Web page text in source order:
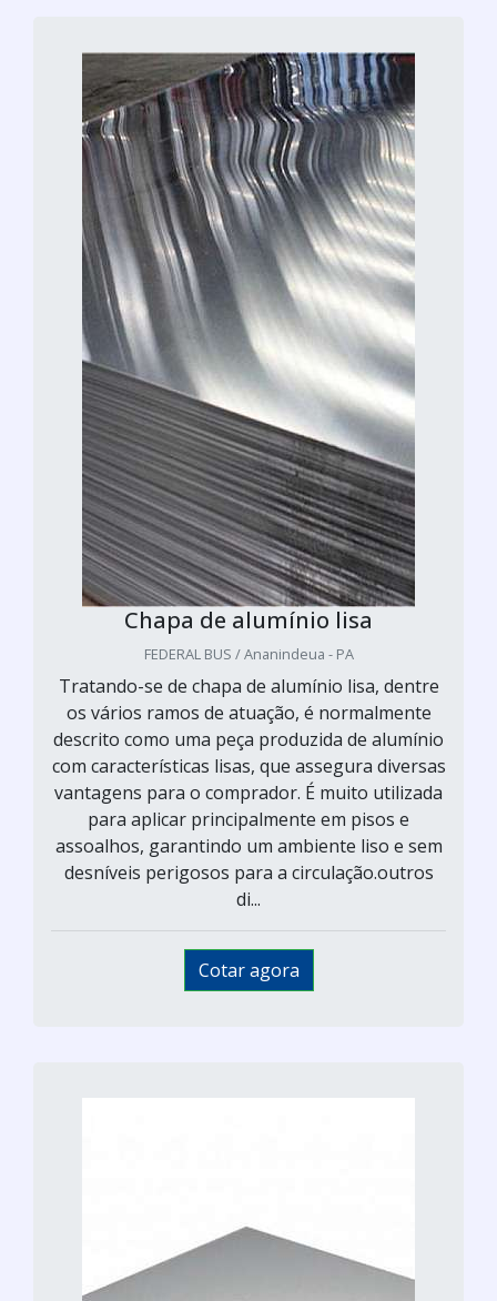
Chapa de alumínio lisa
FEDERAL BUS / Ananindeua - PA
Tratando-se de chapa de alumínio lisa, dentre
os vários ramos de atuação, é normalmente
descrito como uma peça produzida de alumínio
com características lisas, que assegura diversas
vantagens para o comprador. É muito utilizada
para aplicar principalmente em pisos e
assoalhos, garantindo um ambiente liso e sem
desníveis perigosos para a circulação.outros
di...
Cotar agora